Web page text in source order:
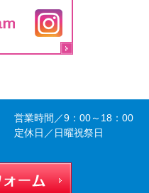
営業時間／9：00～18：00
定休日／日曜祝祭日